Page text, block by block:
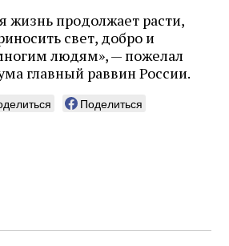
жизнь продолжает расти,
свет, добро и
людям», — пожелал
главный раввин России.
Поделиться